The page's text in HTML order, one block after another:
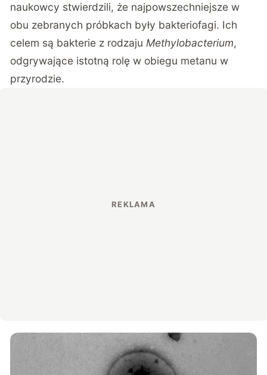
naukowcy stwierdzili, że najpowszechniejsze w
obu zebranych próbkach były bakteriofagi. Ich
celem są bakterie z rodzaju Methylobacterium,
odgrywające istotną rolę w obiegu metanu w
przyrodzie.